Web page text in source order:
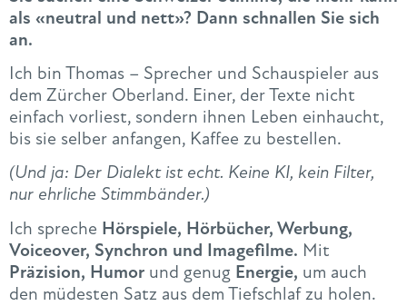
als «neutral und nett»? Dann schnallen Sie sich
an.
Ich bin Thomas – Sprecher und Schauspieler aus
dem Zürcher Oberland. Einer, der Texte nicht
einfach vorliest, sondern ihnen Leben einhaucht,
bis sie selber anfangen, Kaffee zu bestellen.
(Und ja: Der Dialekt ist echt. Keine KI, kein Filter,
nur ehrliche Stimmbänder.)
Ich spreche Hörspiele, Hörbücher, Werbung,
Voiceover, Synchron und Imagefilme. Mit
Präzision, Humor und genug Energie, um auch
den müdesten Satz aus dem Tiefschlaf zu holen.